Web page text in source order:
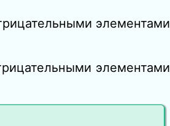
элементами
элементами